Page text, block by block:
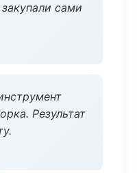
сами
Результат